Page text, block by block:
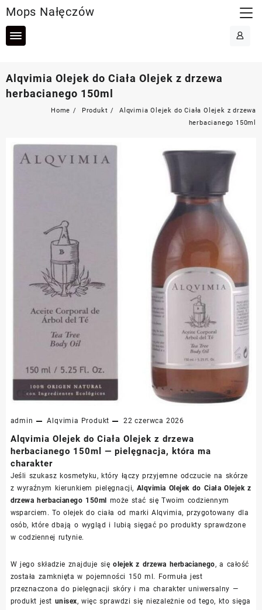
to
content
Mops Nałęczów
Alqvimia Olejek do Ciała Olejek z drzewa
herbacianego 150ml
Home Produkt
Alqvimia Olejek do Ciała Olejek z drzewa
herbacianego 150ml
admin Alqvimia Produkt 22 czerwca 2026
Alqvimia Olejek do Ciała Olejek z drzewa
herbacianego 150ml — pielęgnacja, która ma
charakter
Jeśli szukasz kosmetyku, który łączy przyjemne odczucie na skórze
z wyraźnym kierunkiem pielęgnacji, Alqvimia Olejek do Ciała Olejek z
drzewa herbacianego 150ml
może stać się Twoim codziennym
wsparciem. To olejek do ciała od marki Alqvimia, przygotowany dla
osób, które dbają o wygląd i lubią sięgać po produkty sprawdzone
w codziennej rutynie.
W jego składzie znajduje sięolejek z drzewa herbacianego, a całość
została zamknięta w pojemności 150 ml. Formuła jest
przeznaczona do pielęgnacji skóry i ma charakter uniwersalny —
produkt jest unisex, więc sprawdzi się niezależnie od tego, kto sięga